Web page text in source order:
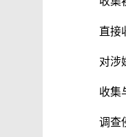
直接
对涉
收集
调查